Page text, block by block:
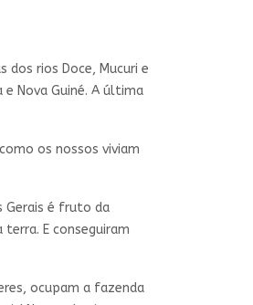
dos rios Doce, Mucuri e
Nova Guiné. A última
os nossos viviam
Gerais é fruto da
E conseguiram
ocupam a fazenda